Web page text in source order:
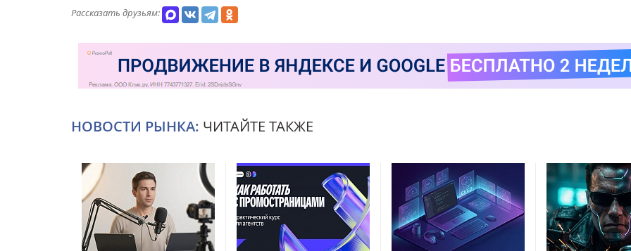
Рассказать друзьям:
НОВОСТИ РЫНКА: ЧИТАЙТЕ ТАКЖЕ